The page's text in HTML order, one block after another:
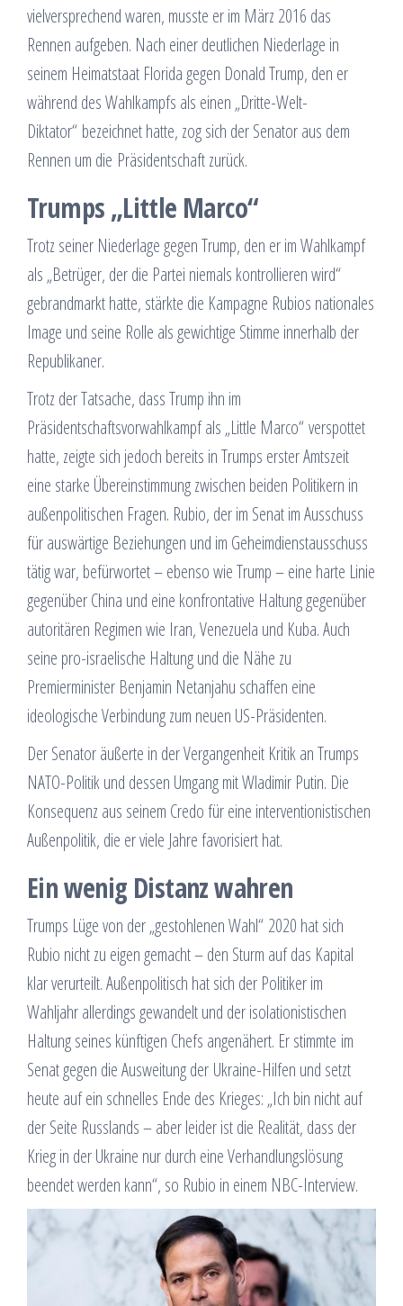
vielversprechend waren, musste er im März 2016 das
Rennen aufgeben. Nach einer deutlichen Niederlage in
seinem Heimatstaat Florida gegen Donald Trump, den er
während des Wahlkampfs als einen „Dritte-Welt-
Diktator“ bezeichnet hatte, zog sich der Senator aus dem
Rennen um die Präsidentschaft zurück.
Trumps „Little Marco“
Trotz seiner Niederlage gegen Trump, den er im Wahlkampf
als „Betrüger, der die Partei niemals kontrollieren wird“
gebrandmarkt hatte, stärkte die Kampagne Rubios nationales
Image und seine Rolle als gewichtige Stimme innerhalb der
Republikaner.
Trotz der Tatsache, dass Trump ihn im
Präsidentschaftsvorwahlkampf als „Little Marco“ verspottet
hatte, zeigte sich jedoch bereits in Trumps erster Amtszeit
eine starke Übereinstimmung zwischen beiden Politikern in
außenpolitischen Fragen. Rubio, der im Senat im Ausschuss
für auswärtige Beziehungen und im Geheimdienstausschuss
tätig war, befürwortet – ebenso wie Trump – eine harte Linie
gegenüber China und eine konfrontative Haltung gegenüber
autoritären Regimen wie Iran, Venezuela und Kuba. Auch
seine pro-israelische Haltung und die Nähe zu
Premierminister Benjamin Netanjahu schaffen eine
ideologische Verbindung zum neuen US-Präsidenten.
Der Senator äußerte in der Vergangenheit Kritik an Trumps
NATO-Politik und dessen Umgang mit Wladimir Putin. Die
Konsequenz aus seinem Credo für eine interventionistischen
Außenpolitik, die er viele Jahre favorisiert hat.
Ein wenig Distanz wahren
Trumps Lüge von der „gestohlenen Wahl“ 2020 hat sich
Rubio nicht zu eigen gemacht – den Sturm auf das Kapital
klar verurteilt. Außenpolitisch hat sich der Politiker im
Wahljahr allerdings gewandelt und der isolationistischen
Haltung seines künftigen Chefs angenähert. Er stimmte im
Senat gegen die Ausweitung der Ukraine-Hilfen und setzt
heute auf ein schnelles Ende des Krieges: „Ich bin nicht auf
der Seite Russlands – aber leider ist die Realität, dass der
Krieg in der Ukraine nur durch eine Verhandlungslösung
beendet werden kann“, so Rubio in einem NBC-Interview.